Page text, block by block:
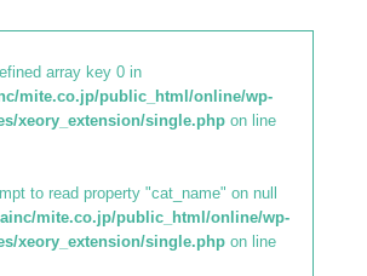
array key 0 in
mite.co.jp/public_html/online/wp-
xeory_extension/single.php on line
to read property "cat_name" on null
mite.co.jp/public_html/online/wp-
xeory_extension/single.php on line